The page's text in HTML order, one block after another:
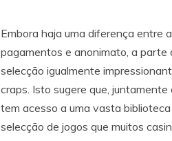
Embora haja uma diferença entre
pagamentos e anonimato, a parte
selecção igualmente
craps. Isto sugere que,
tem acesso a uma vasta
selecção de jogos que muitos